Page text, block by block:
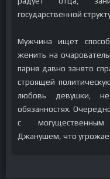
государственной
Мужчина ищет
женить на
парня давно занято
строящей
любовь девушки,
обязанностях.
с могущественным
Джанушем, что